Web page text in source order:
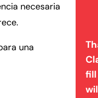
necesaria
una
fill